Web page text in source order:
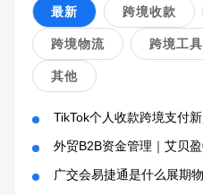
最新 跨境收款
跨境物流 跨境工具
其他
TikTok个人收款跨境支付
外贸B2B资金管理｜艾贝
广交会易捷通是什么展期